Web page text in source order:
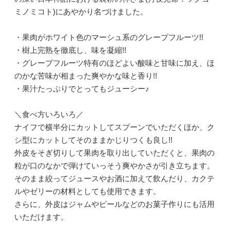
ミノミコト)にあやかり名づけました。
・果肉がホワイト色のマーシュ系のグレープフルーツ!!
・樹上完熟を徹底し、味を凝縮!!
・グレープフルーツ特有のほどよい酸味と甘味に加え、ほ
のかな苦味が相まった爽やかな味と香り!!
・果汁たっぷりでとってもジューシー♪
＼食べ方いろいろ／
ナイフで横半分にカットしてスプーンでいただくほか、ク
シ型にカットしてそのままかじりつくも良し!!
外皮をそぎ切りして果肉を取り出していただくと、果肉の
粒が口のなかで弾けていっそう爽やかさが引き立ちます。
そのまま絞ってジュースやお酒に加えて飲んだり、カクテ
ルやゼリーの材料としても使用できます。
さらに、外皮はジャムやピールなどのお菓子作りにも活用
いただけます。